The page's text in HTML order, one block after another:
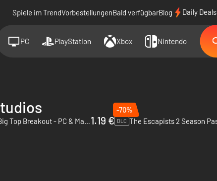
Spiele im TrendVorbestellungenBald verfügbarBlog Daily Deals
PC PlayStation Xbox Nintendo
The Escapists 2 - Big Top Breakout - PC & Mac (Steam)1.19 €
-70%
DLC